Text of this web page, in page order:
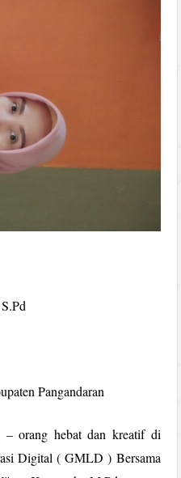
Pangandaran
– orang hebat dan kreatif di
Digital ( GMLD ) Bersama